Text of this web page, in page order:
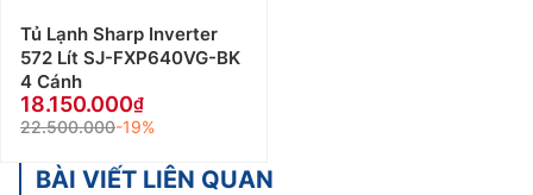
Tủ Lạnh Sharp Inverter
572 Lít SJ-FXP640VG-BK
4 Cánh
18.150.000
22.500.000-19%
BÀI VIẾT LIÊN QUAN